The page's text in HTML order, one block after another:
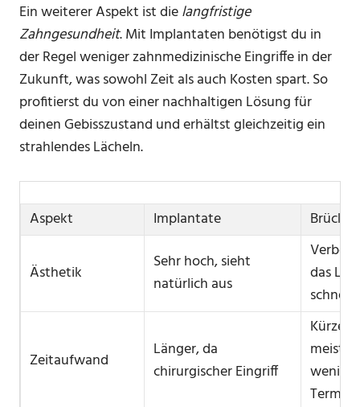
Ein weiterer Aspekt ist dielangfristige
Zahngesundheit. Mit Implantaten benötigst du in
der Regel weniger zahnmedizinische Eingriffe in der
Zukunft, was sowohl Zeit als auch Kosten spart. So
profitierst du von einer nachhaltigen Lösung für
deinen Gebisszustand und erhältst gleichzeitig ein
strahlendes Lächeln.
Aspekt Implantate Brücken
Ästhetik
Sehr hoch, sieht
natürlich aus
das
schnell
Zeitaufwand
Länger, da
chirurgischer Eingriff
Kürzer,
meist
weniger
Termine